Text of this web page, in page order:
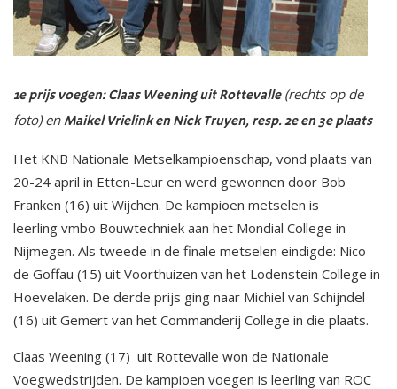
1e prijs voegen: Claas Weening uit Rottevalle(rechts op de
foto) en Maikel Vrielink en Nick Truyen, resp. 2e en 3e plaats
Het KNB Nationale Metselkampioenschap, vond plaats van
20-24 april in Etten-Leur en werd gewonnen door Bob
Franken (16) uit Wijchen. De kampioen metselen is
leerling vmbo Bouwtechniek aan het Mondial College in
Nijmegen. Als tweede in de finale metselen eindigde: Nico
de Goffau (15) uit Voorthuizen van het Lodenstein College in
Hoevelaken. De derde prijs ging naar Michiel van Schijndel
(16) uit Gemert van het Commanderij College in die plaats.
Claas Weening (17) uit Rottevalle won de Nationale
Voegwedstrijden. De kampioen voegen is leerling van ROC